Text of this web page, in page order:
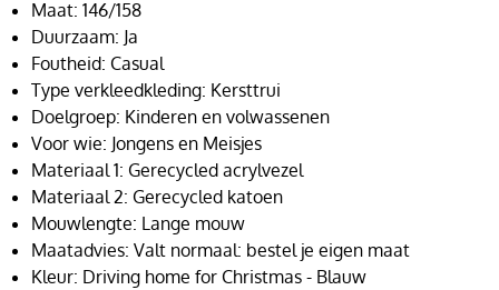
Maat: 146/158
Duurzaam: Ja
Foutheid: Casual
Type verkleedkleding: Kersttrui
Doelgroep: Kinderen en volwassenen
Voor wie: Jongens en Meisjes
Materiaal 1: Gerecycled acrylvezel
Materiaal 2: Gerecycled katoen
Mouwlengte: Lange mouw
Maatadvies: Valt normaal: bestel je eigen maat
Kleur: Driving home for Christmas - Blauw